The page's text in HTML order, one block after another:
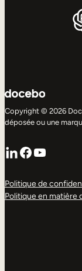
Copyright © 2026
déposée ou une
LinkedIn
Facebook
YouTube
Politique de
Politique en matière